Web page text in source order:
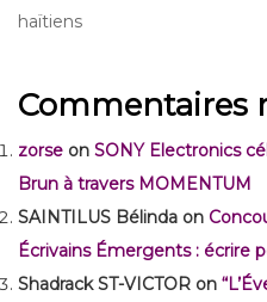
haïtiens
Commentaires
zorse on SONY Electronics
Brun à travers MOMENTUM
SAINTILUS Bélinda on
Écrivains Émergents : écrire
Shadrack ST-VICTOR on